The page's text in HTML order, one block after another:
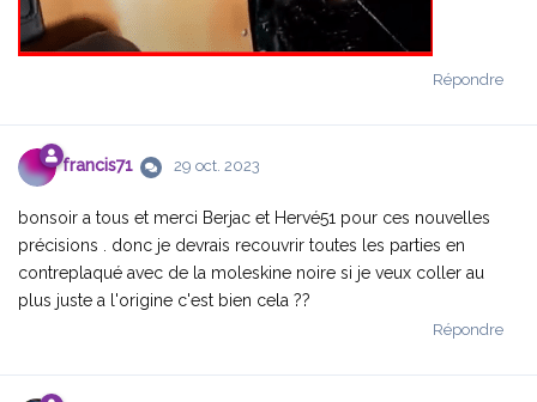
Répondre
francis71 29 oct. 2023
bonsoir a tous et merci Berjac et Hervé51 pour ces nouvelles
précisions . donc je devrais recouvrir toutes les parties en
contreplaqué avec de la moleskine noire si je veux coller au
plus juste a l'origine c'est bien cela ??
Répondre